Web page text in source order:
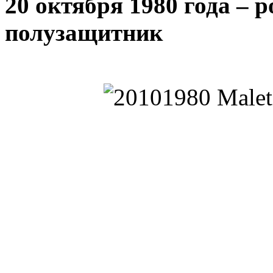
20 октября 1980 года –
полузащитник